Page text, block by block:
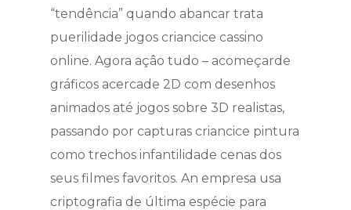
“tendência” quando abancar trata
puerilidade jogos criancice cassino
online. Agora açâo tudo – acomeçarde
gráficos acercade 2D com desenhos
animados até jogos sobre 3D realistas,
passando por capturas criancice pintura
como trechos infantilidade cenas dos
seus filmes favoritos. An empresa usa
criptografia de última espécie para